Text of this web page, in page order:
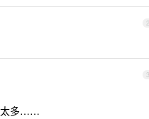
2
3
太多……